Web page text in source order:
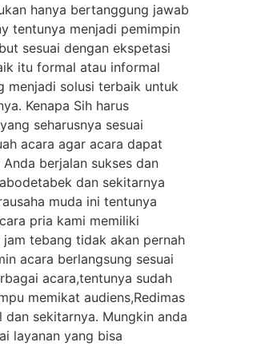
hanya bertanggung jawab
tentunya menjadi pemimpin
sesuai dengan ekspetasi
itu formal atau informal
menjadi solusi terbaik untuk
Kenapa Sih harus
seharusnya sesuai
acara agar acara dapat
berjalan sukses dan
dan sekitarnya
muda ini tentunya
pria kami memiliki
jam tebang tidak akan pernah
acara berlangsung sesuai
acara,tentunya sudah
memikat audiens,Redimas
sekitarnya. Mungkin anda
layanan yang bisa